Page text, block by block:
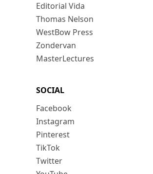
Editorial Vida
Thomas Nelson
WestBow Press
Zondervan
MasterLectures
SOCIAL
Facebook
Instagram
Pinterest
TikTok
Twitter